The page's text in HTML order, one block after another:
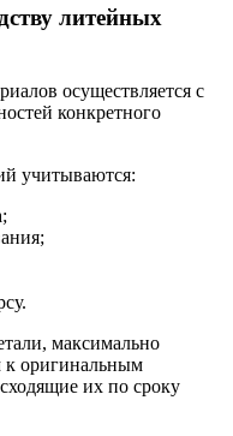
литейных
осуществляется с
конкретного
учитываются:
максимально
к оригинальным
их по сроку